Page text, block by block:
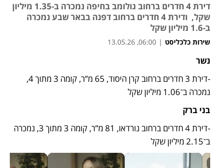
דירת 4 חדרים ברחוב גולומב בחיפה נמכרה ב-1.35 מיליון
שקל, ודירת 4 חדרים ברחוב דפנה בבאר שבע נמכרה
ב-1.6 מיליון שקל
שירות כלכליסט |
06:00, 13.05.26
נשר
נמכרה ב־1.06 מיליון שקל
בני ברק
ב־2.15 מיליון שקל